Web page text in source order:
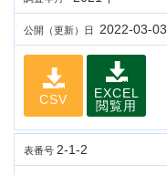
公開（更新）日 2022-03-03
CSV
EXCEL
閲覧用
表番号 2-1-2